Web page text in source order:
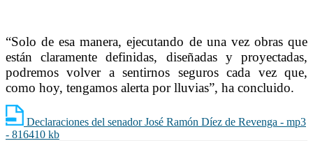
“Solo de esa manera, ejecutando de una vez obras que
están claramente definidas, diseñadas y proyectadas,
podremos volver a sentirnos seguros cada vez que,
como hoy, tengamos alerta por lluvias”, ha concluido.
Declaraciones del senador José Ramón Díez de Revenga - mp3
- 816410 kb